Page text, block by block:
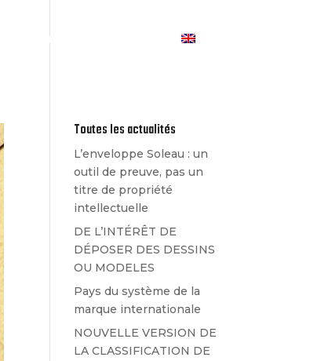
Les Actualités
Toutes les actualités
L’enveloppe Soleau : un
outil de preuve, pas un
titre de propriété
intellectuelle
DE L’INTÉRÊT DE
DÉPOSER DES DESSINS
OU MODELES
Pays du système de la
marque internationale
NOUVELLE VERSION DE
LA CLASSIFICATION DE